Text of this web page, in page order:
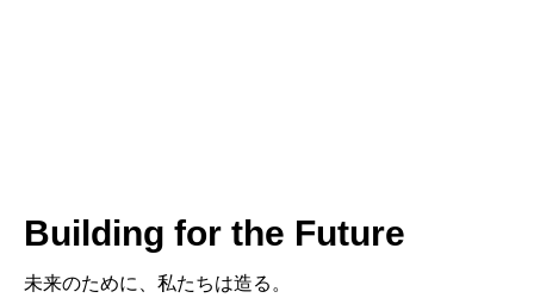
Building for the Future
未来のために、私たちは造る。